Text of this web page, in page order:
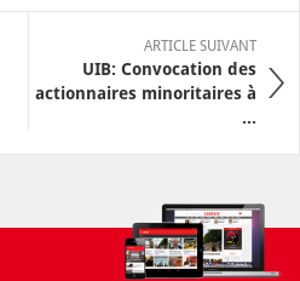
ARTICLE SUIVANT
UIB: Convocation des
actionnaires minoritaires à
...